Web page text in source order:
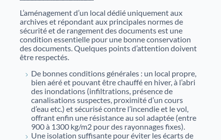
Nos débats citoyens
En savoir plus sur nos rencontres ouvertes à tous
autour de sujets historiques et sociétaux. Historiens,
spécialistes et public échangent dans un cadre convivial
pour mieux comprendre des événements marquants.
L’aménagement d’un local dédié uniquement aux
archives et répondant aux principales normes de
sécurité et de rangement des documents est une
condition essentielle pour une bonne conservation
des documents. Quelques points d’attention doivent
être respectés.
De bonnes conditions générales : un local propre,
bien aéré et pouvant être chauffé en hiver, à l’abri
des inondations (infiltrations, présence de
canalisations suspectes, proximité d’un cours
d’eau etc.) et sécurisé contre l’incendie et le vol,
offrant enfin une résistance au sol adaptée (entre
900 à 1300 kg/m2 pour des rayonnages fixes).
Une isolation suffisante pour éviter les écarts de
Catalogue des bibliothèques des Archives d'Alsace
Aide à la recherche
Afin de vous aider dans vos recherches historiques,
administratives ou généalogiques, nous vous
proposons des fiches d'aide portant sur des
thématiques variées.